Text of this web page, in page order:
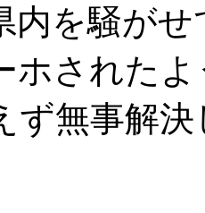
内を騒が
ホされた
ず無事解